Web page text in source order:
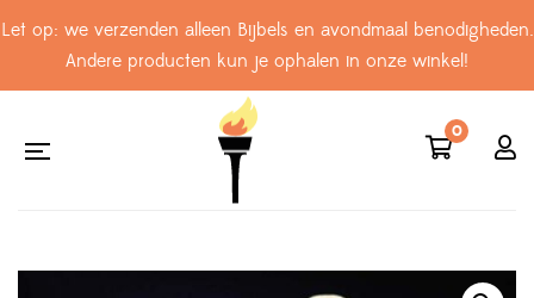
Let op: we verzenden alleen Bijbels en avondmaal benodigheden.
Andere producten kun je ophalen in onze winkel!
0